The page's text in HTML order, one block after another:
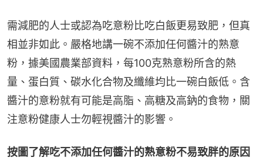
需減肥的人士或認為吃意粉比吃白飯更易致肥，但真
相並非如此。嚴格地講一碗不添加任何醬汁的熟意
粉，據美國農業部資料，每100克熟意粉所含的熱
量、蛋白質、碳水化合物及纖維均比一碗白飯低。含
醬汁的意粉就有可能是高脂、高糖及高鈉的食物，關
注意粉健康人士勿輕視醬汁的影響。
按圖了解吃不添加任何醬汁的熟意粉不易致胖的原因